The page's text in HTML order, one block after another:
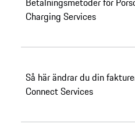
Charging Services
Så här ändrar du din
Connect Services